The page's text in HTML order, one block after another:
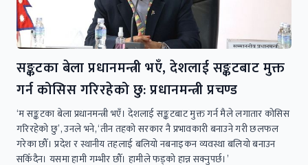
सङ्कटका बेला प्रधानमन्त्री भएँ, देशलाई सङ्कटबाट मुक्त
गर्न कोसिस गरिरहेको छु: प्रधानमन्त्री प्रचण्ड
‘म सङ्कटका बेला प्रधानमन्त्री भएँ। देशलाई सङ्कटबाट मुक्त गर्न मैले लगातार कोसिस
गरिरहेको छु’, उनले भने, ‘तीन तहको सरकार नै प्रभावकारी बनाउने गरी छलफल
गरेका छौँ। प्रदेश र स्थानीय तहलाई बलियो नबनाइकन व्यवस्था बलियो बनाउन
सकिँदैन। यसमा हामी गम्भीर छौँ। हामीले फड्को हान्न सक्नुपर्छ।’